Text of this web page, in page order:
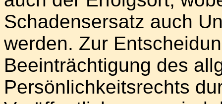
Schadensersatz auch
werden. Zur
Beeinträchtigung des
Persönlichkeitsrechts